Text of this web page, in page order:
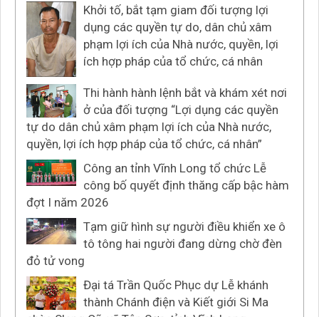
Khởi tố, bắt tạm giam đối tượng lợi
dụng các quyền tự do, dân chủ xâm
phạm lợi ích của Nhà nước, quyền, lợi
ích hợp pháp của tổ chức, cá nhân
Thi hành hành lệnh bắt và khám xét nơi
ở của đối tượng “Lợi dụng các quyền
tự do dân chủ xâm phạm lợi ích của Nhà nước,
quyền, lợi ích hợp pháp của tổ chức, cá nhân”
Công an tỉnh Vĩnh Long tổ chức Lễ
công bố quyết định thăng cấp bậc hàm
đợt I năm 2026
Tạm giữ hình sự người điều khiển xe ô
tô tông hai người đang dừng chờ đèn
đỏ tử vong
Đại tá Trần Quốc Phục dự Lễ khánh
thành Chánh điện và Kiết giới Si Ma